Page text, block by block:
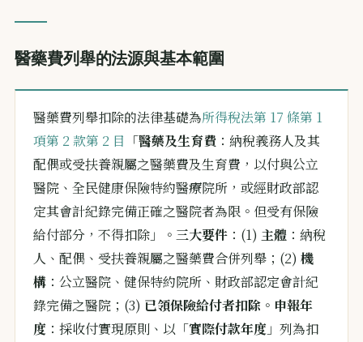
醫藥費列舉的法源與基本範圍
醫藥費列舉扣除的法律基礎為所得稅法第 17 條第 1
項第 2 款第 2 目 「醫藥及生育費 ：納稅義務人及其
配偶或受扶養親屬之醫藥費及生育費，以付與公立
醫院、全民健康保險特約醫療院所，或經財政部認
定其會計紀錄完備正確之醫院者為限。但受有保險
給付部分，不得扣除」。 三大要件 ：(1) 主體 ：納稅
人、配偶、受扶養親屬之醫藥費合併列舉；(2) 機
構 ：公立醫院、健保特約院所、財政部認定會計紀
錄完備之醫院；(3) 已領保險給付者扣除 。 申報年
度 ：採收付實現原則、以「實際付款年度 」列為扣